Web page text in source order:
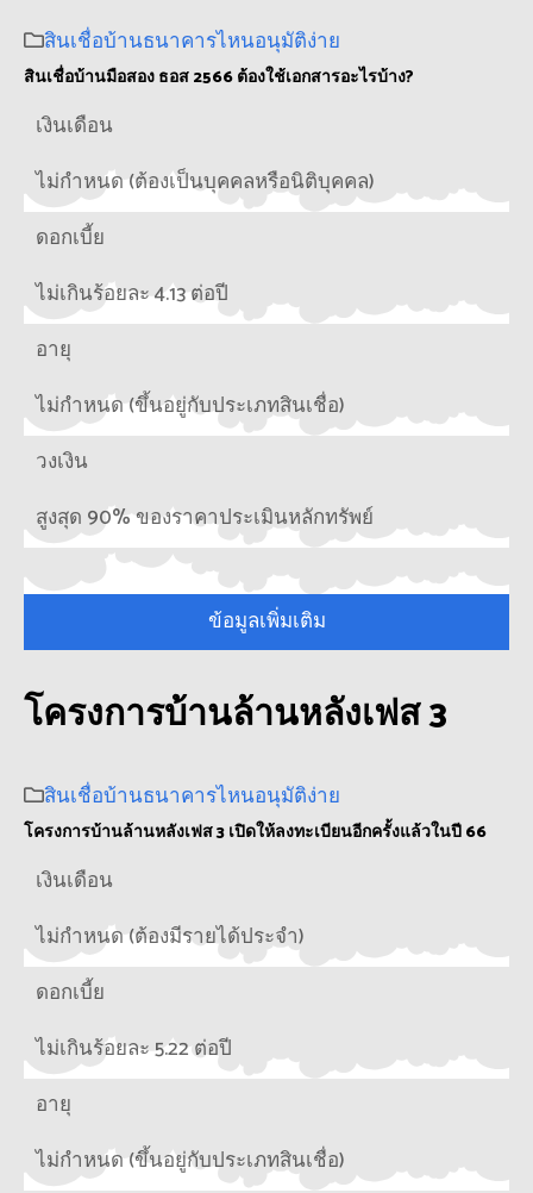
สินเชื่อบ้านธนาคารไหนอนุมัติง่าย
สินเชื่อบ้านมือสอง ธอส 2566 ต้องใช้เอกสารอะไรบ้าง?
เงินเดือน
ไม่กำหนด (ต้องเป็นบุคคลหรือนิติบุคคล)
ดอกเบี้ย
ไม่เกินร้อยละ 4.13 ต่อปี
อายุ
ไม่กำหนด (ขึ้นอยู่กับประเภทสินเชื่อ)
วงเงิน
สูงสุด 90% ของราคาประเมินหลักทรัพย์
ข้อมูลเพิ่มเติม
โครงการบ้านล้านหลังเฟส 3
สินเชื่อบ้านธนาคารไหนอนุมัติง่าย
โครงการบ้านล้านหลังเฟส 3 เปิดให้ลงทะเบียนอีกครั้งแล้วในปี 66
เงินเดือน
ไม่กำหนด (ต้องมีรายได้ประจำ)
ดอกเบี้ย
ไม่เกินร้อยละ 5.22 ต่อปี
อายุ
ไม่กำหนด (ขึ้นอยู่กับประเภทสินเชื่อ)